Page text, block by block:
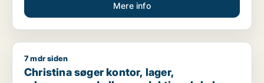
Mere info
Christina søger kontor, lager, erhvervsgrund eller
7 mdr siden
Christina søger kontor, lager,